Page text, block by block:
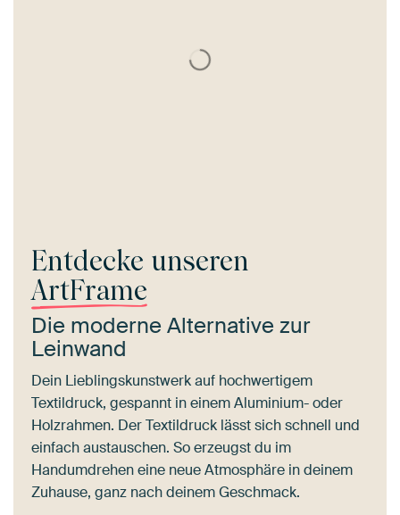
Entdecke unseren
ArtFrame
Die moderne Alternative zur
Leinwand
Dein Lieblingskunstwerk auf hochwertigem
Textildruck, gespannt in einem Aluminium- oder
Holzrahmen. Der Textildruck lässt sich schnell und
einfach austauschen. So erzeugst du im
Handumdrehen eine neue Atmosphäre in deinem
Zuhause, ganz nach deinem Geschmack.